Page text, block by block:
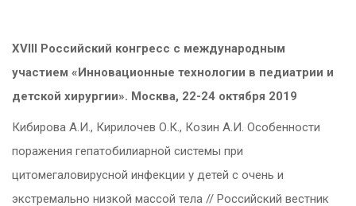
XVIII Российский конгресс с международным
участием «Инновационные технологии в педиатрии и
детской хирургии». Москва, 22-24 октября 2019
Кибирова А.И., Кирилочев О.К., Козин А.И. Особенности
поражения гепатобилиарной системы при
цитомегаловирусной инфекции у детей с очень и
экстремально низкой массой тела // Российский вестник